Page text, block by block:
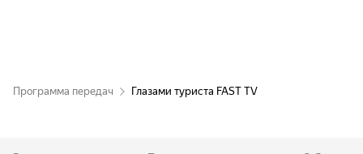
Северная Корея - Александр Рагулин. 2-я
Программа передач Глазами туриста FAST TV